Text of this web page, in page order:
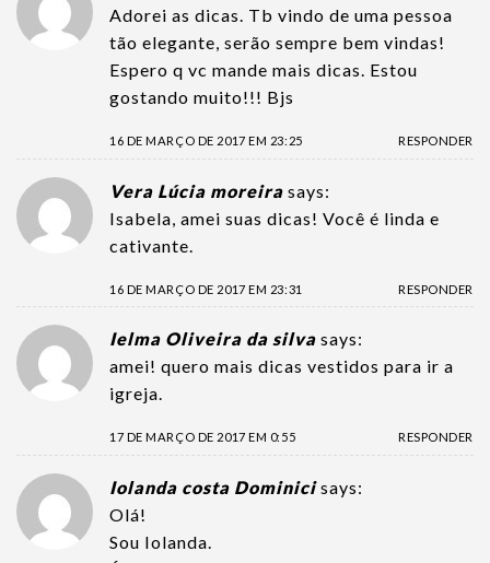
Adorei as dicas. Tb vindo de uma pessoa
tão elegante, serão sempre bem vindas!
Espero q vc mande mais dicas. Estou
gostando muito!!! Bjs
16 DE MARÇO DE 2017 EM 23:25 RESPONDER
Vera Lúcia moreira says:
Isabela, amei suas dicas! Você é linda e
cativante.
16 DE MARÇO DE 2017 EM 23:31 RESPONDER
Ielma Oliveira da silva says:
amei! quero mais dicas vestidos para ir a
igreja.
17 DE MARÇO DE 2017 EM 0:55 RESPONDER
Iolanda costa Dominici says:
Olá!
Sou Iolanda.